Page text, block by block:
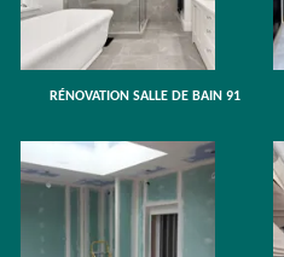
RÉNOVATION SALLE DE BAIN 91